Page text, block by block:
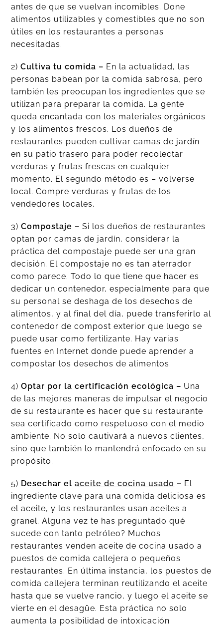
antes de que se vuelvan incomibles. Done
alimentos utilizables y comestibles que no son
útiles en los restaurantes a personas
necesitadas.
2) Cultiva tu comida – En la actualidad, las
personas babean por la comida sabrosa, pero
también les preocupan los ingredientes que se
utilizan para preparar la comida. La gente
queda encantada con los materiales orgánicos
y los alimentos frescos. Los dueños de
restaurantes pueden cultivar camas de jardín
en su patio trasero para poder recolectar
verduras y frutas frescas en cualquier
momento. El segundo método es – volverse
local. Compre verduras y frutas de los
vendedores locales.
3) Compostaje – Si los dueños de restaurantes
optan por camas de jardín, considerar la
práctica del compostaje puede ser una gran
decisión. El compostaje no es tan aterrador
como parece. Todo lo que tiene que hacer es
dedicar un contenedor, especialmente para que
su personal se deshaga de los desechos de
alimentos, y al final del día, puede transferirlo al
contenedor de compost exterior que luego se
puede usar como fertilizante. Hay varias
fuentes en Internet donde puede aprender a
compostar los desechos de alimentos.
4)Optar por la certificación ecológica – Una
de las mejores maneras de impulsar el negocio
de su restaurante es hacer que su restaurante
sea certificado como respetuoso con el medio
ambiente. No solo cautivará a nuevos clientes,
sino que también lo mantendrá enfocado en su
propósito.
5) Desechar elaceite de cocina usado – El
ingrediente clave para una comida deliciosa es
el aceite, y los restaurantes usan aceites a
granel. Alguna vez te has preguntado qué
sucede con tanto petróleo? Muchos
restaurantes venden aceite de cocina usado a
puestos de comida callejera o pequeños
restaurantes. En última instancia, los puestos de
comida callejera terminan reutilizando el aceite
hasta que se vuelve rancio, y luego el aceite se
vierte en el desagüe. Esta práctica no solo
aumenta la posibilidad de intoxicación